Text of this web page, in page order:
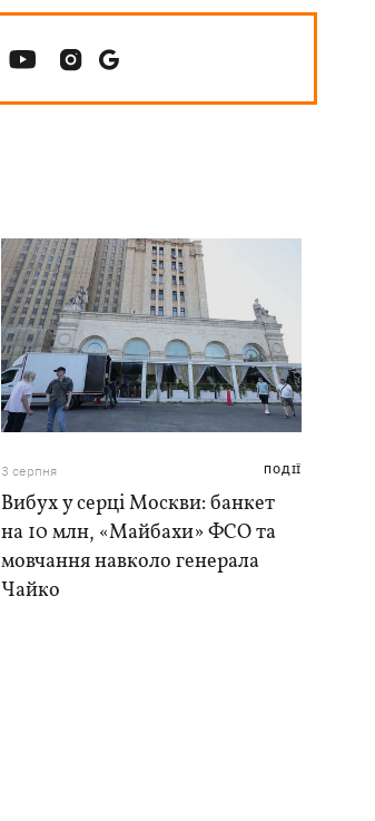
3 серпня ПОДІЇ
Вибух у серці Москви: банкет
на 10 млн, «Майбахи» ФСО та
мовчання навколо генерала
Чайко